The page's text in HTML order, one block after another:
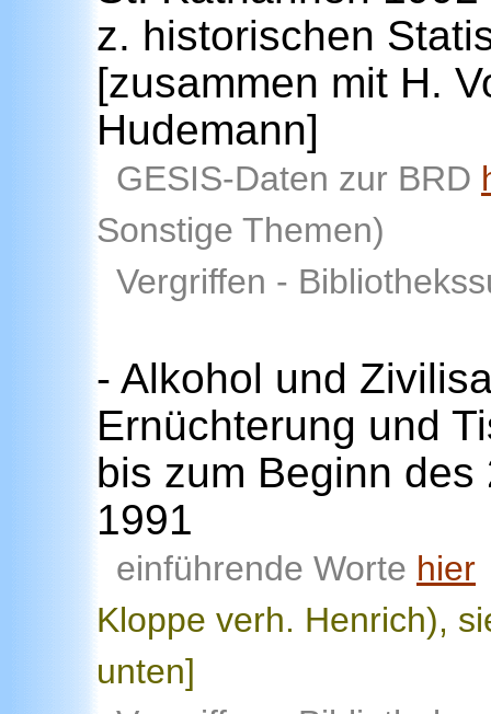
z. historischen
[zusammen mit H.
Hudemann]
GESIS-Daten zur BRD
Sonstige Themen)
Vergriffen -
- Alkohol und
Ernüchterung und
bis zum Beginn
1991
einführende Worte hier
Kloppe verh. Henrich),
unten]